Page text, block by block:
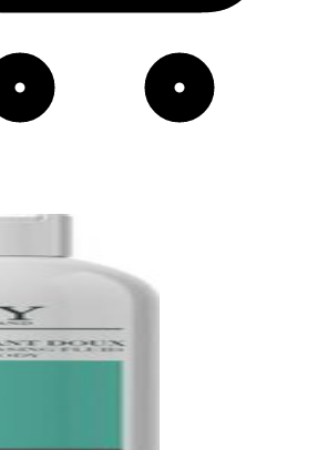
και να έχουμε πρόσβαση σε πληροφορίες
τις μετρήσεις σχετικά με
την καλύτερη εικόνα του κοινού
προϊόντων. Επίσης, κοινοποιούμε
με την από μέρους σας χρήση της
και ανάλυσης.